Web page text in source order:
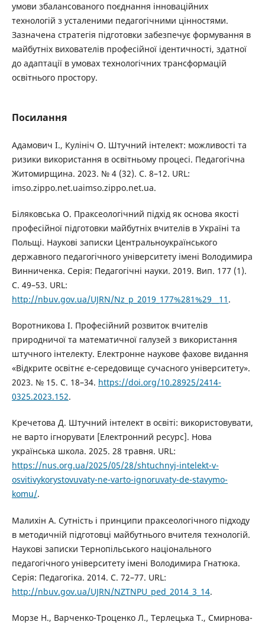
умови збалансованого поєднання інноваційних
технологій з усталеними педагогічними цінностями.
Зазначена стратегія підготовки забезпечує формування в
майбутніх вихователів професійної ідентичності, здатної
до адаптації в умовах технологічних трансформацій
освітнього простору.
Посилання
Адамович І., Кулініч О. Штучний інтелект: можливості та
ризики використання в освітньому процесі. Педагогічна
Житомирщина. 2023. № 4 (32). С. 8–12. URL:
imso.zippo.net.uaimso.zippo.net.ua.
Біляковська О. Праксеологічний підхід як основа якості
професійної підготовки майбутніх вчителів в Україні та
Польщі. Наукові записки Центральноукраїнського
державного педагогічного університету імені Володимира
Винниченка. Серія: Педагогічні науки. 2019. Вип. 177 (1).
С. 49–53. URL:
http://nbuv.gov.ua/UJRN/Nz_p_2019_177%281%29__11 .
Воротникова І. Професійний розвиток вчителів
природничої та математичної галузей з використання
штучного інтелекту. Електронне наукове фахове видання
«Відкрите освітнє е-середовище сучасного університету».
2023. № 15. С. 18–34. https://doi.org/10.28925/2414-
0325.2023.152.
Кречетова Д. Штучний інтелект в освіті: використовувати,
не варто ігнорувати [Електронний ресурс]. Нова
українська школа. 2025. 28 травня. URL:
https://nus.org.ua/2025/05/28/shtuchnyj-intelekt-v-
osvitivykorystovuvaty-ne-varto-ignoruvaty-de-stavymo-
komu/.
Малихін А. Сутність і принципи праксеологічного підходу
в методичній підготовці майбутнього вчителя технологій.
Наукові записки Тернопільського національного
педагогічного університету імені Володимира Гнатюка.
Серія: Педагогіка. 2014. С. 72–77. URL:
http://nbuv.gov.ua/UJRN/NZTNPU_ped_2014_3_14.
Морзе Н., Варченко-Троценко Л., Терлецька Т., Смирнова-